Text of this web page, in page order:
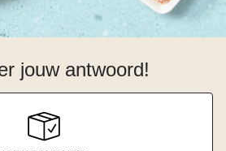
jouw antwoord!